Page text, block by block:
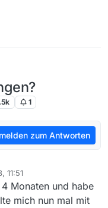
1
zum Antworten
11:51
Monaten und habe
mich nun mal mit